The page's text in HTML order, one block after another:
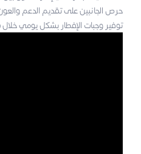
حرص الجانبين على تقديم الدعم
توفير وجبات الإفطار بشكل يومي خلال